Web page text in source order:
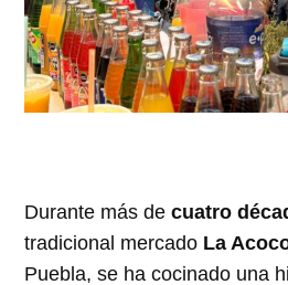
Durante más decuatro
tradicional mercado La
Puebla, se ha cocinado una